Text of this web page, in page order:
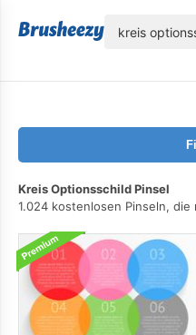
Kreis Optionsschild Pinsel
1.024 kostenlosen Pinseln, die